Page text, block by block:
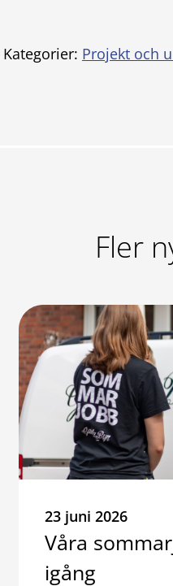
Kategorier: Projekt och
Fler
23 juni 2026
Våra
igång